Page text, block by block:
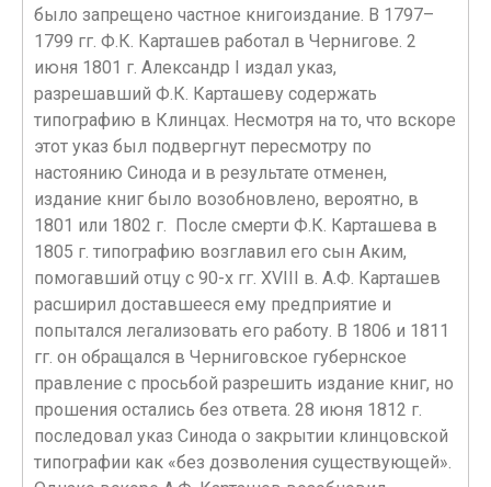
было запрещено частное книгоиздание. В 1797–
1799 гг. Ф.К. Карташев работал в Чернигове. 2
июня 1801 г. Александр I издал указ,
разрешавший Ф.К. Карташеву содержать
типографию в Клинцах. Несмотря на то, что вскоре
этот указ был подвергнут пересмотру по
настоянию Синода и в результате отменен,
издание книг было возобновлено, вероятно, в
1801 или 1802 г. После смерти Ф.К. Карташева в
1805 г. типографию возглавил его сын Аким,
помогавший отцу с 90-х гг. XVIII в. А.Ф. Карташев
расширил доставшееся ему предприятие и
попытался легализовать его работу. В 1806 и 1811
гг. он обращался в Черниговское губернское
правление с просьбой разрешить издание книг, но
прошения остались без ответа. 28 июня 1812 г.
последовал указ Синода о закрытии клинцовской
типографии как «без дозволения существующей».